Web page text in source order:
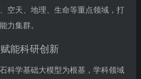
空天、地理、生命等重点领域，打
力集群。
能科研创新
科学基础大模型为根基，学科领域